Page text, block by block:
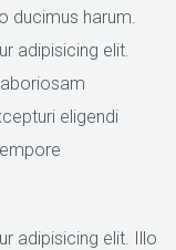
ducimus harum.
adipisicing elit.
eligendi
adipisicing elit. Illo